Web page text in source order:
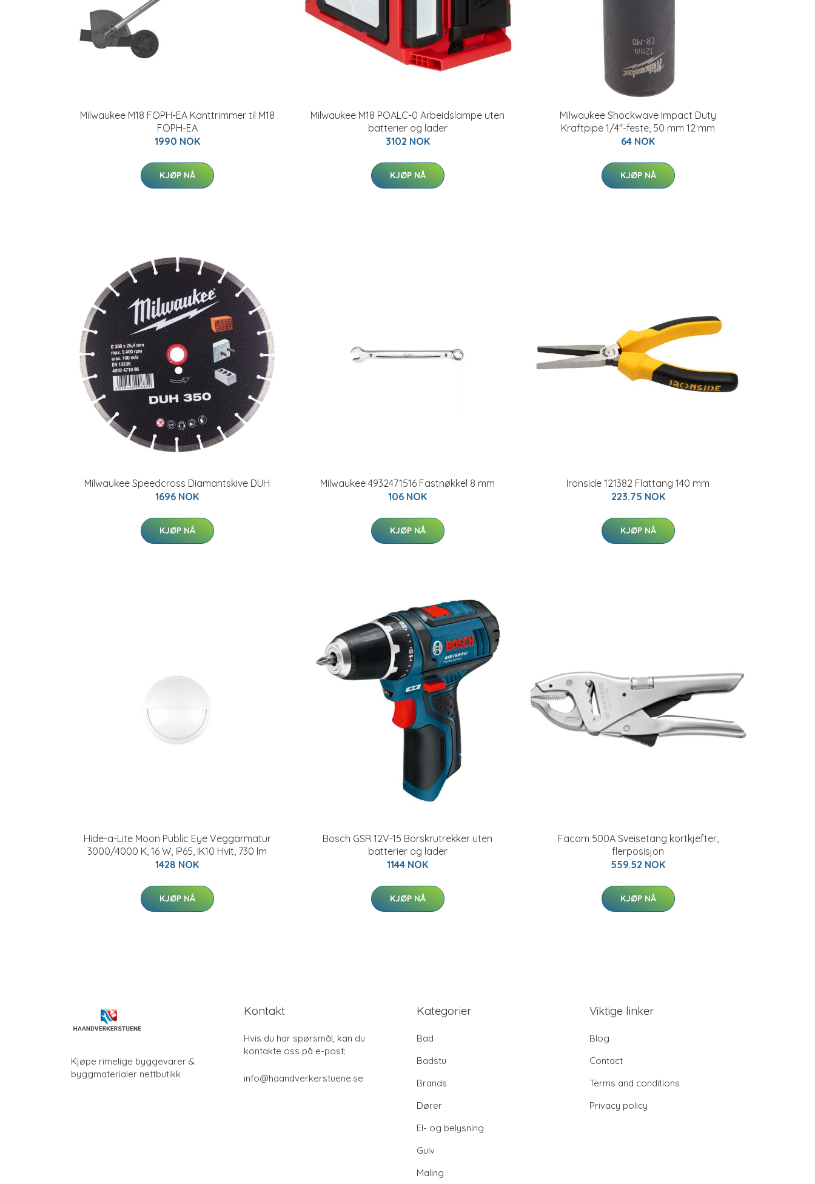
Milwaukee M18 FOPH-EA Kanttrimmer til M18
FOPH-EA
1990 NOK
KJØP NÅ
Milwaukee M18 POALC-0 Arbeidslampe uten
batterier og lader
3102 NOK
KJØP NÅ
Milwaukee Shockwave Impact Duty
Kraftpipe 1/4"-feste, 50 mm 12 mm
64 NOK
KJØP NÅ
Milwaukee Speedcross Diamantskive DUH
1696 NOK
KJØP NÅ
Milwaukee 4932471516 Fastnøkkel 8 mm
106 NOK
KJØP NÅ
Ironside 121382 Flattang 140 mm
223.75 NOK
KJØP NÅ
Hide-a-Lite Moon Public Eye Veggarmatur
3000/4000 K, 16 W, IP65, IK10 Hvit, 730 lm
1428 NOK
KJØP NÅ
Bosch GSR 12V-15 Borskrutrekker uten
batterier og lader
1144 NOK
KJØP NÅ
Facom 500A Sveisetang kortkjefter,
flerposisjon
559.52 NOK
KJØP NÅ
Kjøpe rimelige byggevarer &
byggmaterialer nettbutikk
Kontakt
Hvis du har spørsmål, kan du
kontakte oss på e-post:
info@haandverkerstuene.se
Kategorier
Bad
Badstu
Brands
Dører
El- og belysning
Gulv
Maling
Viktige linker
Blog
Contact
Terms and conditions
Privacy policy